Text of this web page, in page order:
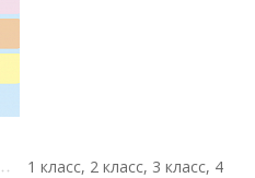
1 класс, 2 класс, 3 класс, 4